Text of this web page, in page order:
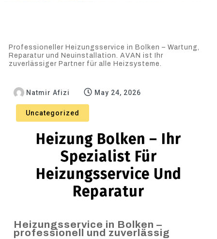
Professioneller Heizungsservice in Bolken – Wartung,
Reparatur und Neuinstallation. AVAN ist Ihr
zuverlässiger Partner für alle Heizsysteme.
Natmir Afizi May 24, 2026
Uncategorized
Heizung Bolken – Ihr
Spezialist Für
Heizungsservice Und
Reparatur
Heizungsservice in Bolken –
professionell und zuverlässig